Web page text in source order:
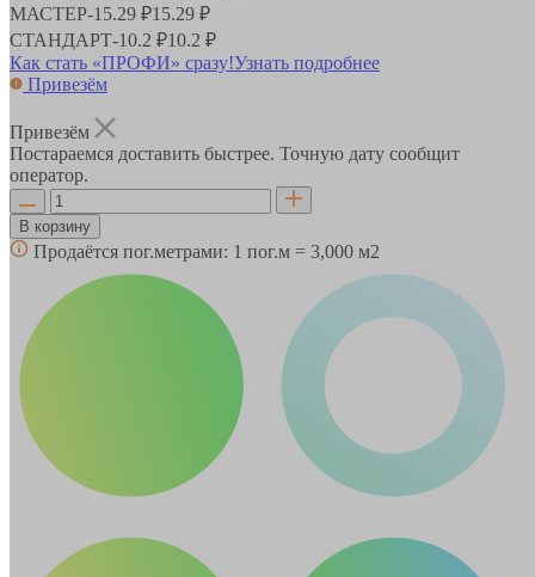
МАСТЕР-15.29 ₽15.29 ₽
СТАНДАРТ-10.2 ₽10.2 ₽
Как стать «ПРОФИ» сразу!Узнать подробнее
Привезём
Привезём
Постараемся доставить быстрее. Точную дату сообщит
оператор.
В корзину
Продаётся пог.метрами: 1 пог.м = 3,000 м2